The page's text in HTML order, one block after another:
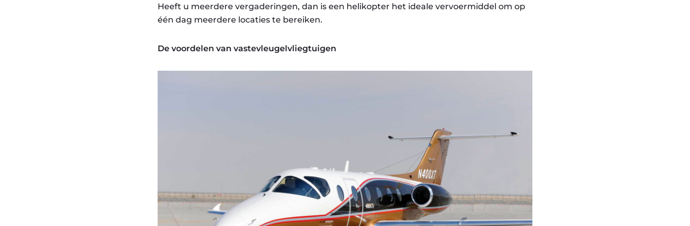
Heeft u meerdere vergaderingen, dan is een helikopter het ideale vervoermiddel om op
één dag meerdere locaties te bereiken.
De voordelen van vastevleugelvliegtuigen